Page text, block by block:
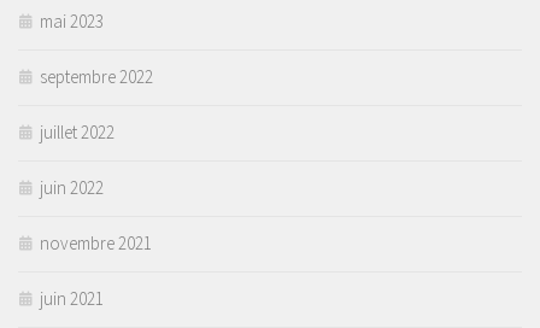
mai 2023
septembre 2022
juillet 2022
juin 2022
novembre 2021
juin 2021